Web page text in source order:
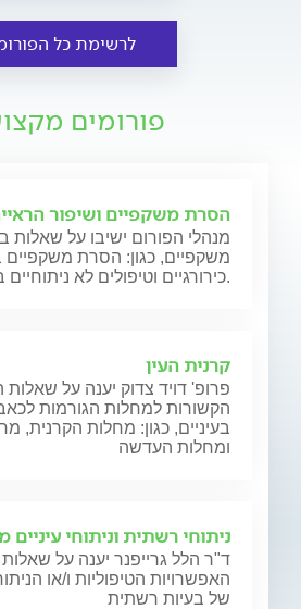
לרשימת כל
פורומים
הסרת משקפיים ושיפור
מנהלי הפורום ישיבו על
משקפיים, כגון: הסרת משקפיים
כירורגיים וטיפולים לא ניתוחיים במגוון שיטות.
קרנית העין
פרופ' דויד צדוק יענה על שאלות
הקשורות למחלות הגורמות לכאב
בעיניים, כגון: מחלות הקרנית,
ומחלות העדשה
ניתוחי רשתית וניתוחי עיניים
ד"ר הלל גרייפנר יענה על שאלות
האפשרויות הטיפוליות ו/או
של בעיות רשתית